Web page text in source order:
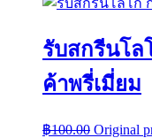
รับสกรีนโล
ค้าพรี่เมี่ยม
฿100.00 Original